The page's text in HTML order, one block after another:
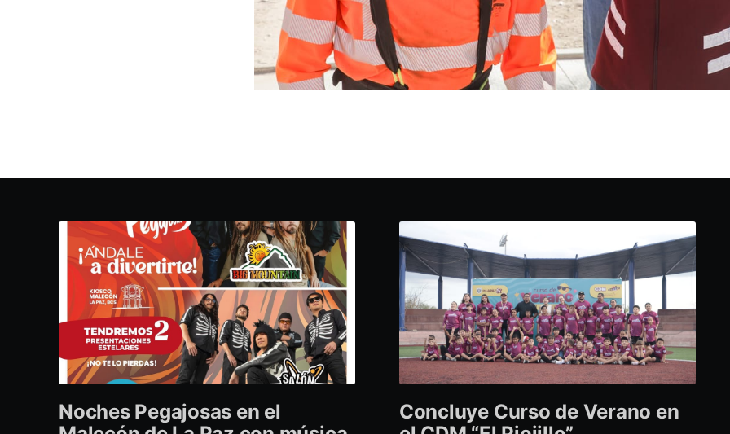
Noches Pegajosas en el
Concluye Curso de Verano en